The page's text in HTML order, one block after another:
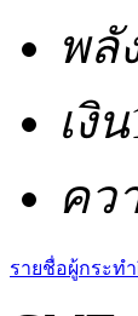
พลั
เงิน
คว
รายชื่อผู้กระท